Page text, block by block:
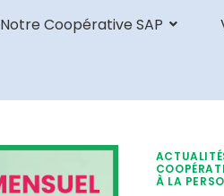
Notre Coopérative SAP
À LA